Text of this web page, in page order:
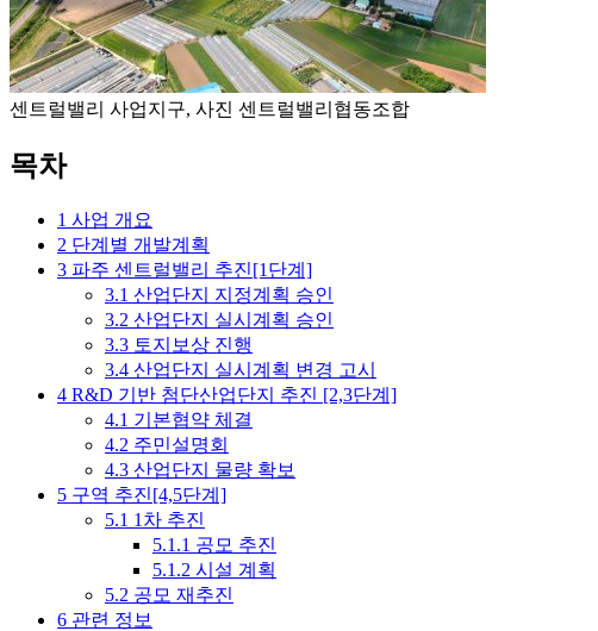
센트럴밸리 사업지구, 사진 센트럴밸리협동조합
목차
1 사업 개요
2 단계별 개발계획
3 파주 센트럴밸리 추진[1단계]
3.1 산업단지 지정계획 승인
3.2 산업단지 실시계획 승인
3.3 토지보상 진행
3.4 산업단지 실시계획 변경 고시
4 R&D 기반 첨단산업단지 추진 [2,3단계]
4.1 기본협약 체결
4.2 주민설명회
4.3 산업단지 물량 확보
5 구역 추진[4,5단계]
5.1 1차 추진
5.1.1 공모 추진
5.1.2 시설 계획
5.2 공모 재추진
6 관련 정보